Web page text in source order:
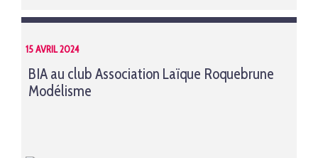
15 AVRIL 2024
BIA au club Association Laïque Roquebrune
Modélisme